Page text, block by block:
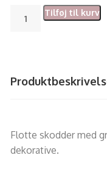
Tilføj til kurv
Flotte skodder med
dekorative.